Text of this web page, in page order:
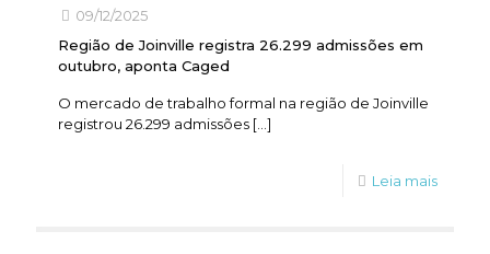
09/12/2025
Região de Joinville registra 26.299 admissões em
outubro, aponta Caged
O mercado de trabalho formal na região de Joinville
registrou 26.299 admissões […]
Leia mais